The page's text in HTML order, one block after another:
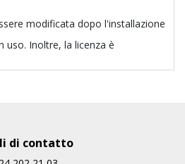
modificata dopo l'installazione
uso. Inoltre, la licenza è
di contatto